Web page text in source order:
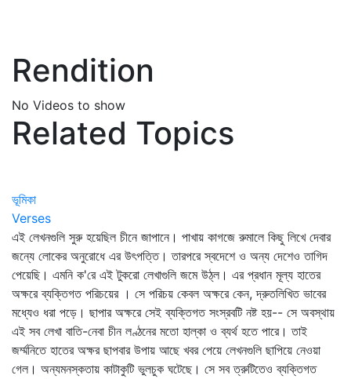
Rendition
No Videos to show
Related Topics
ভূমিকা
Verses
এই লেখনগুলি সুরু হয়েছিল চীনে জাপানে। পাখায় কাগজে রুমালে কিছু লিখে দেবার
জন্যে লোকের অনুরোধে এর উৎপত্তি। তারপরে স্বদেশে ও অন্য দেশেও তাগিদ
পেয়েছি। এমনি ক'রে এই টুকরো লেখাগুলি জমে উঠ্‌ল। এর প্রধান মূল্য হাতের
অক্ষরে ব্যক্তিগত পরিচয়ের । সে পরিচয় কেবল অক্ষরে কেন, দ্রুতলিখিত ভাবের
মধ্যেও ধরা পড়ে। ছাপার অক্ষরে সেই ব্যক্তিগত সংস্রবটি নষ্ট হয়-- সে অবস্থায়
এই সব লেখা বাতি-নেবা চীন লণ্ঠনের মতো হাল্কা ও ব্যর্থ হতে পারে। তাই
জর্ম্মনিতে হাতের অক্ষর ছাপবার উপায় আছে খবর পেয়ে লেখনগুলি ছাপিয়ে নেওয়া
গেল। অন্যমনস্কতায় কাটাকুটি ভুলচুক ঘটেছে। সে সব ত্রুটিতেও ব্যক্তিগত